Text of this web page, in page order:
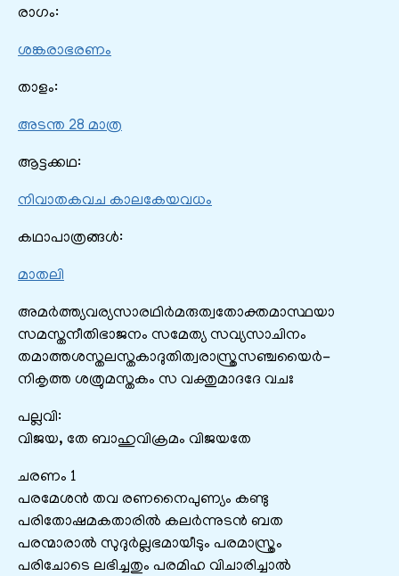
രാഗം:
ശങ്കരാഭരണം
താളം:
അടന്ത 28 മാത്ര
ആട്ടക്കഥ:
നിവാതകവച കാലകേയവധം
കഥാപാത്രങ്ങൾ:
മാതലി
അമർത്ത്യവര്യസാരഥിർമരുത്വതോക്തമാസ്ഥയാ
സമസ്തനീതിഭാജനം സമേത്യ സവ്യസാചിനം
തമാത്തശസ്തലസ്തകാദുതിത്വരാസ്ത്രസഞ്ചയൈർ-
നികൃത്ത ശത്രുമസ്തകം സ വക്തുമാദദേ വചഃ
പല്ലവി:
വിജയ, തേ ബാഹുവിക്രമം വിജയതേ
ചരണം 1
പരമേശൻ തവ രണനൈപുണ്യം കണ്ടു
പരിതോഷമകതാരിൽ കലർന്നുടൻ ബത
പരന്മാരാൽ സുദുർല്ലഭമായീടും പരമാസ്ത്രം
പരിചോടെ ലഭിച്ചതും പരമിഹ വിചാരിച്ചാൽ